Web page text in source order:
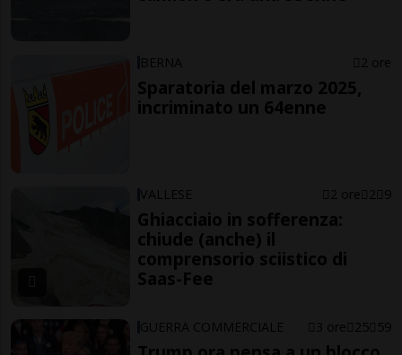
BERNA 2 ore
Sparatoria del marzo 2025,
incriminato un 64enne
VALLESE 2 ore 2 9
Ghiacciaio in sofferenza:
chiude (anche) il
comprensorio sciistico di
Saas-Fee
GUERRA COMMERCIALE 3 ore 25 59